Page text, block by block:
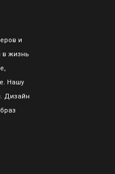
и
в жизнь
Нашу
Дизайн